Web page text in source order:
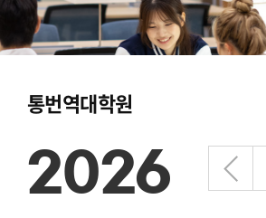
통번역대학원
2026